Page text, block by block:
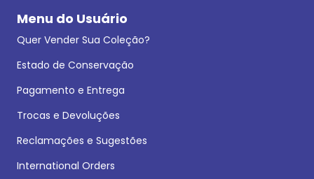
Menu do Usuário
Quer Vender Sua Coleção?
Estado de Conservação
Pagamento e Entrega
Trocas e Devoluções
Reclamações e Sugestões
International Orders